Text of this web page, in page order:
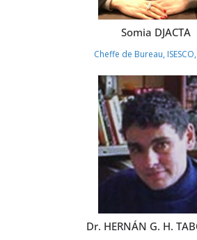
Somia DJACTA
Cheffe de Bureau,
Dr. HERNÁN G. H.